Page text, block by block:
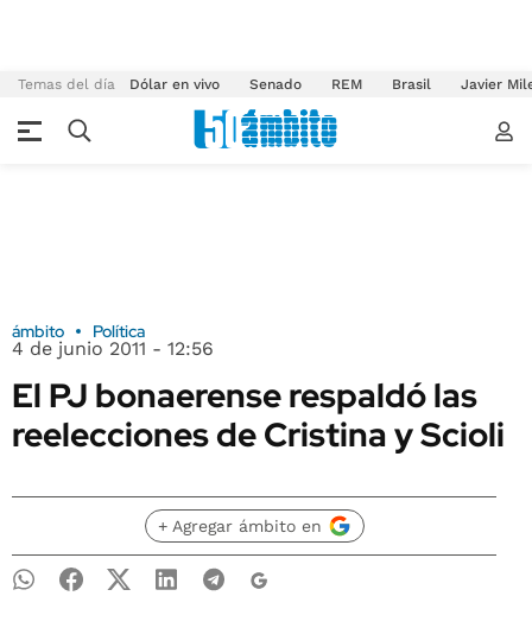
Temas del día Dólar en vivo Senado REM Brasil Javier
ámbito Política
4 de junio 2011 - 12:56
El PJ bonaerense respaldó las
reelecciones de Cristina y Scioli
+ Agregar ámbito en